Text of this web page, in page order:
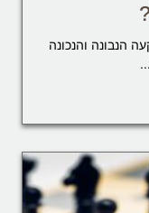
הנבונה והנכונה